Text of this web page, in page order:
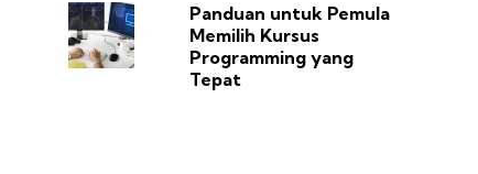
Panduan untuk Pemula
Memilih Kursus
Programming yang
Tepat